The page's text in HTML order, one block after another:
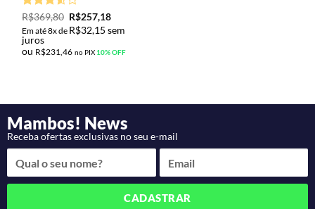
Avaliação
3.5de
5
R$369,80 R$257,18
Em até 8x de R$32,15 sem
juros
ou R$231,46 no PIX 10% OFF
Mambos! News
Receba ofertas exclusivas no seu e-mail
CADASTRAR